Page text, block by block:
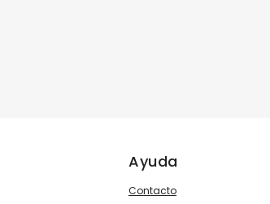
Ayuda
Contacto